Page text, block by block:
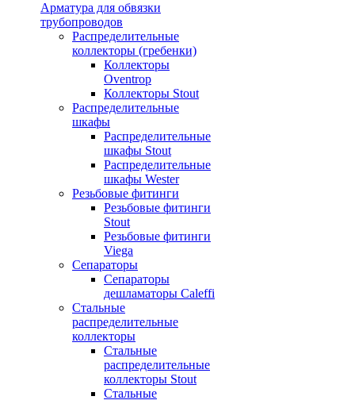
Арматура для обвязки
трубопроводов
Распределительные
коллекторы (гребенки)
Коллекторы
Oventrop
Коллекторы Stout
Распределительные
шкафы
Распределительные
шкафы Stout
Распределительные
шкафы Wester
Резьбовые фитинги
Резьбовые фитинги
Stout
Резьбовые фитинги
Viega
Сепараторы
Сепараторы
дешламаторы Caleffi
Стальные
распределительные
коллекторы
Стальные
распределительные
коллекторы Stout
Стальные